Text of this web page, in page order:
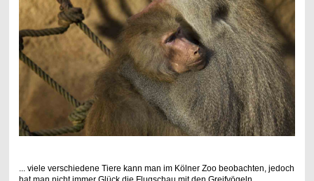
... viele verschiedene Tiere kann man im Kölner Zoo beobachten, jedoch